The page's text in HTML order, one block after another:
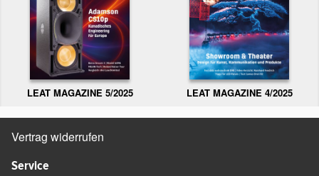
LEAT MAGAZINE 5/2025 LEAT MAGAZINE 4/2025
Vertrag widerrufen
Service